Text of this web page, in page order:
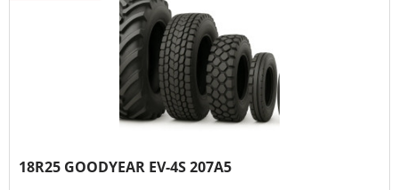
18R25 GOODYEAR EV-4S 207A5